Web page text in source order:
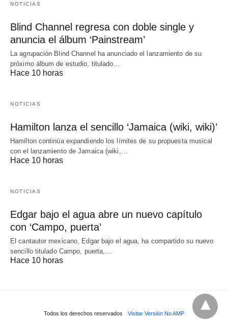
NOTICIAS
Blind Channel regresa con doble single y
anuncia el álbum ‘Painstream’
La agrupación Blind Channel ha anunciado el lanzamiento de su
próximo álbum de estudio, titulado…
Hace 10 horas
NOTICIAS
Hamilton lanza el sencillo ‘Jamaica (wiki, wiki)’
Hamilton continúa expandiendo los límites de su propuesta musical
con el lanzamiento de Jamaica (wiki,…
Hace 10 horas
NOTICIAS
Edgar bajo el agua abre un nuevo capítulo
con ‘Campo, puerta’
El cantautor mexicano, Edgar bajo el agua, ha compartido su nuevo
sencillo titulado Campo, puerta,…
Hace 10 horas
Todos los derechos reservados Visitar Versión No AMP